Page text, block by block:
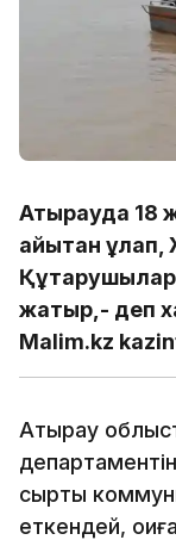
Атырауда 18
қайықтан
жатыр,- деп
Malim.kz
Атырау
сыртқы
еткендей,